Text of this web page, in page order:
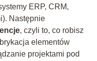
ERP, CRM,
Następnie
, czyli to, co robisz
elementów
projektami pod